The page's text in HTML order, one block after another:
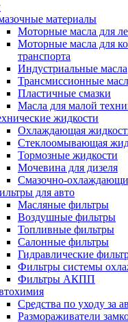
материалы
Моторные масла для
Моторные масла для
транспорта
Индустриальные масла
Трансмиссионные
Пластичные смазки
Масла для малой
жидкости
Охлаждающая
Стеклоомывающая
Тормозные жидкости
Мочевина для дизеля
Смазочно-
для авто
Масляные фильтры
Воздушные фильтры
Топливные фильтры
Салонные фильтры
Гидравлические
Фильтры системы
Фильтры АКПП
Средства по уходу за
Размораживатели